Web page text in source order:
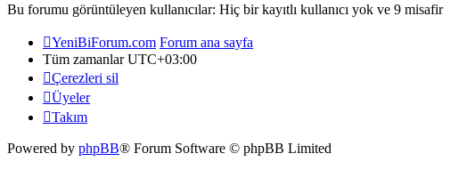
Bu forumu görüntüleyen kullanıcılar: Hiç bir kayıtlı kullanıcı yok ve 9 misafir
YeniBiForum.com Forum ana sayfa
Tüm zamanlarUTC+03:00
Çerezleri sil
Üyeler
Takım
Powered by phpBB® Forum Software © phpBB Limited